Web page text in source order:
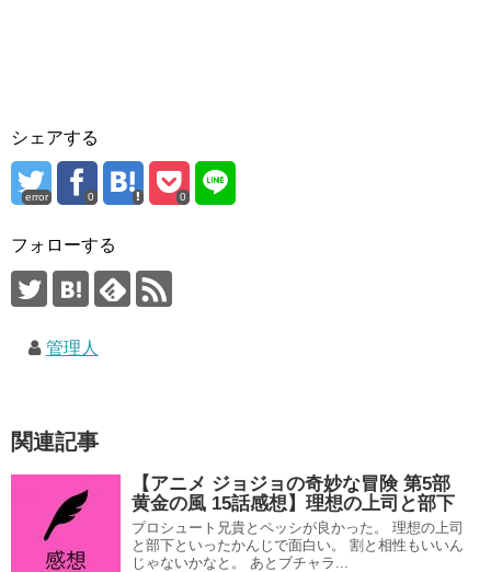
シェアする
error 0 0
フォローする
管理人
関連記事
【アニメ ジョジョの奇妙な冒険 第5部
黄金の風 15話感想】理想の上司と部下
プロシュート兄貴とペッシが良かった。 理想の上司
と部下といったかんじで面白い。 割と相性もいいん
じゃないかなと。 あとブチャラ...